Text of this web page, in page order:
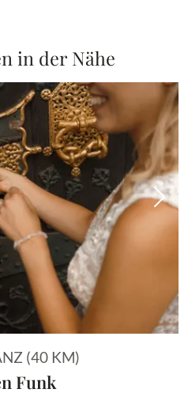
in der Nähe
(40 KM)
Funk